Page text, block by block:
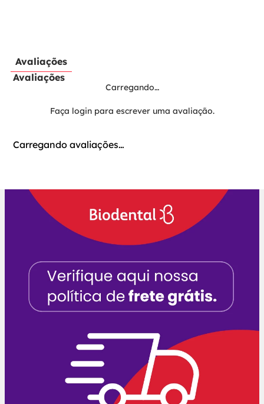
Avaliações
Avaliações
Carregando…
Faça login para escrever uma avaliação.
Carregando avaliações…